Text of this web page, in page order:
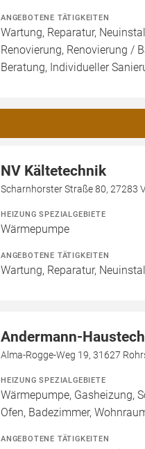
ANGEBOTENE TÄTIGKEITEN
Wartung, Reparatur,
Renovierung, Renovierung /
Beratung, Individueller
NV Kältetechnik
Scharnhorster Straße 80, 27283
HEIZUNG SPEZIALGEBIETE
Wärmepumpe
ANGEBOTENE TÄTIGKEITEN
Wartung, Reparatur,
Andermann-
Alma-Rogge-Weg 19, 31627
HEIZUNG SPEZIALGEBIETE
Wärmepumpe, Gasheizung,
Ofen, Badezimmer,
ANGEBOTENE TÄTIGKEITEN